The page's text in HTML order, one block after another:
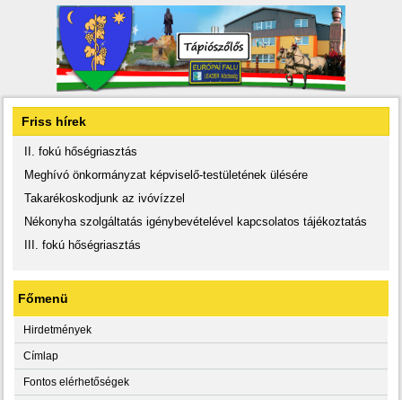
Friss hírek
II. fokú hőségriasztás
Meghívó önkormányzat képviselő-testületének ülésére
Takarékoskodjunk az ivóvízzel
Nékonyha szolgáltatás igénybevételével kapcsolatos tájékoztatás
III. fokú hőségriasztás
Főmenü
Hirdetmények
Címlap
Fontos elérhetőségek